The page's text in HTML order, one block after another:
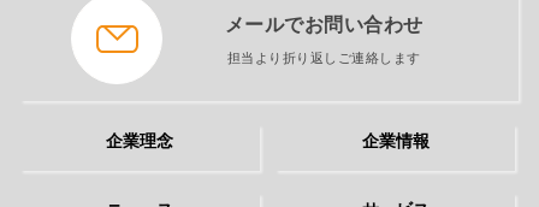
メールでお問い合わせ
担当より折り返しご連絡します
企業理念 企業情報